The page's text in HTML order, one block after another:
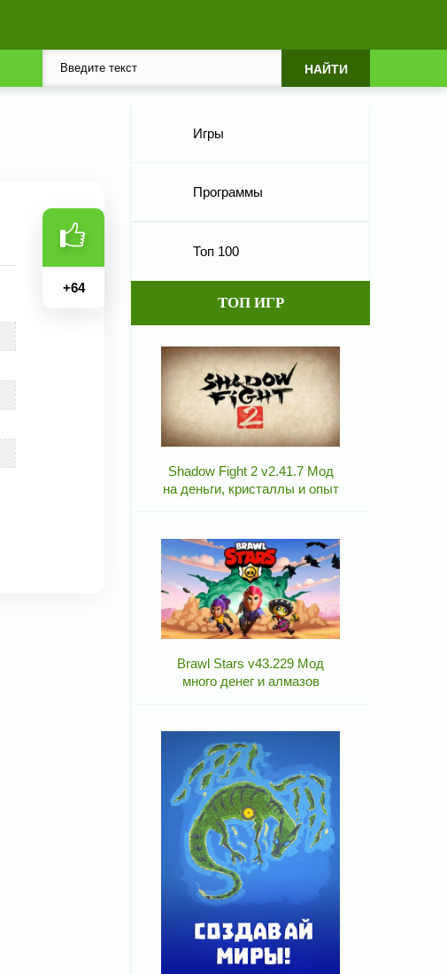
+64
Игры
Программы
Топ 100
ТОП ИГР
Shadow Fight 2 v2.41.7 Мод
на деньги, кристаллы и опыт
Brawl Stars v43.229 Мод
много денег и алмазов